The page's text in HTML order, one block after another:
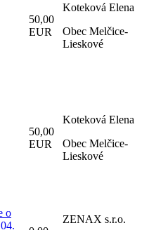
50,00
EUR
Koteková Elena
Obec Melčice-
Lieskové
50,00
EUR
Koteková Elena
Obec Melčice-
Lieskové
o
ZENAX s.r.o.